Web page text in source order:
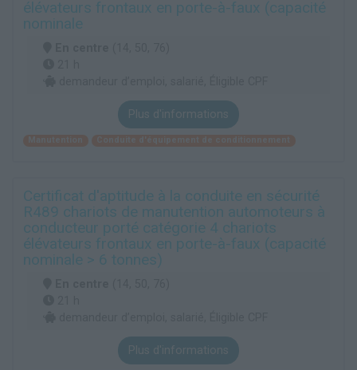
élévateurs frontaux en porte-à-faux (capacité
nominale
Plus d'informations
Certificat d'aptitude à la conduite en sécurité
R489 chariots de manutention automoteurs à
conducteur porté catégorie 4 chariots
élévateurs frontaux en porte-à-faux (capacité
nominale > 6 tonnes)
Plus d'informations